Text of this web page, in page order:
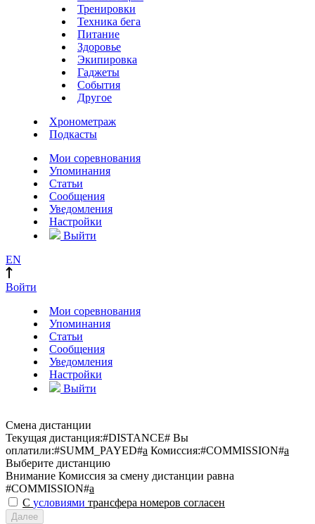
Тренировки
Техника бега
Питание
Здоровье
Экипировка
Гаджеты
События
Другое
Хронометраж
Подкасты
Мои соревнования
Упоминания
Статьи
Сообщения
Уведомления
Настройки
Выйти
EN
Войти
Мои соревнования
Упоминания
Статьи
Сообщения
Уведомления
Настройки
Выйти
Смена дистанции
Текущая дистанция:#DISTANCE# Вы
оплатили:#SUMM_PAYED#a Комиссия:#COMMISSION#a
Выберите дистанцию
Внимание Комиссия за смену дистанции равна
#COMMISSION#a
С условиями трансфера номеров согласен
Далее